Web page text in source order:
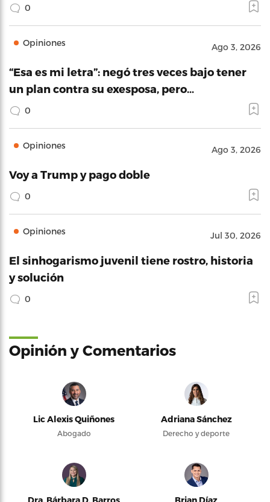
0
Opiniones Ago 3, 2026
“Esa es mi letra”: negó tres veces bajo tener
un plan contra su exesposa, pero…
0
Opiniones Ago 3, 2026
Voy a Trump y pago doble
0
Opiniones Jul 30, 2026
El sinhogarismo juvenil tiene rostro, historia
y solución
0
Opinión y Comentarios
Lic Alexis Quiñones
Abogado
Adriana Sánchez
Derecho y deporte